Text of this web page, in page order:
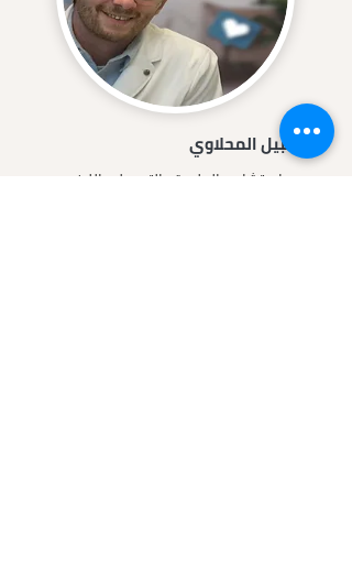
د. نبيل المحلاوي
استشاري الجلدية والتجميل والليزر